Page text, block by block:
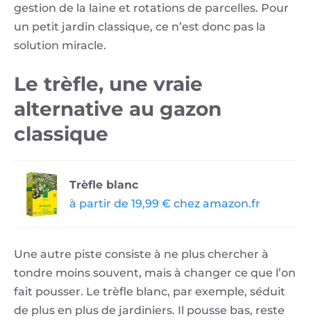
gestion de la laine et rotations de parcelles. Pour
un petit jardin classique, ce n’est donc pas la
solution miracle.
Le trèfle, une vraie
alternative au gazon
classique
Trèfle blanc
à partir de 19,99 € chez amazon.fr
Une autre piste consiste à ne plus chercher à
tondre moins souvent, mais à changer ce que l’on
fait pousser. Le trèfle blanc, par exemple, séduit
de plus en plus de jardiniers. Il pousse bas, reste